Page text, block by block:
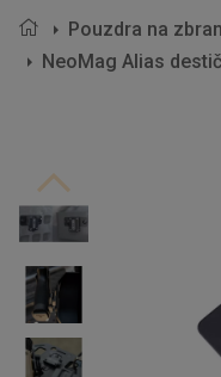
Pouzdra na
NeoMag Alias